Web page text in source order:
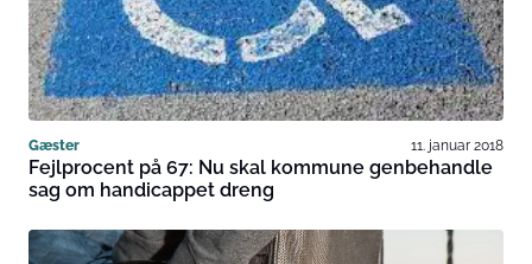
Gæster 11. januar 2018
Fejlprocent på 67: Nu skal kommune genbehandle
sag om handicappet dreng